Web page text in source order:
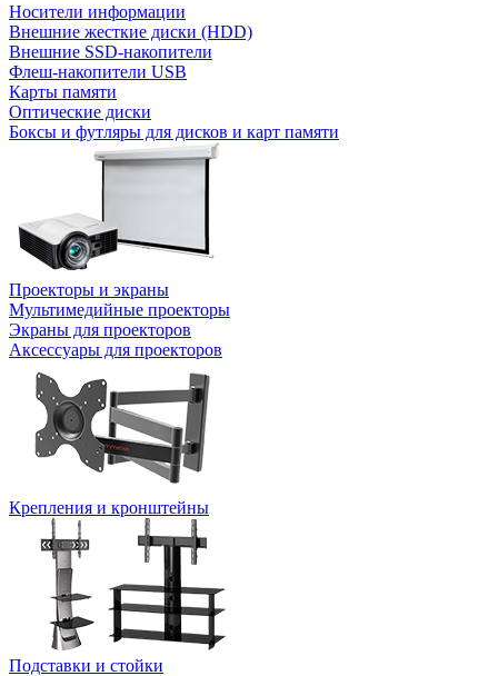
Носители информации
Внешние жесткие диски (HDD)
Внешние SSD-накопители
Флеш-накопители USB
Карты памяти
Оптические диски
Боксы и футляры для дисков и карт памяти
Проекторы и экраны
Мультимедийные проекторы
Экраны для проекторов
Аксессуары для проекторов
Крепления и кронштейны
Подставки и стойки